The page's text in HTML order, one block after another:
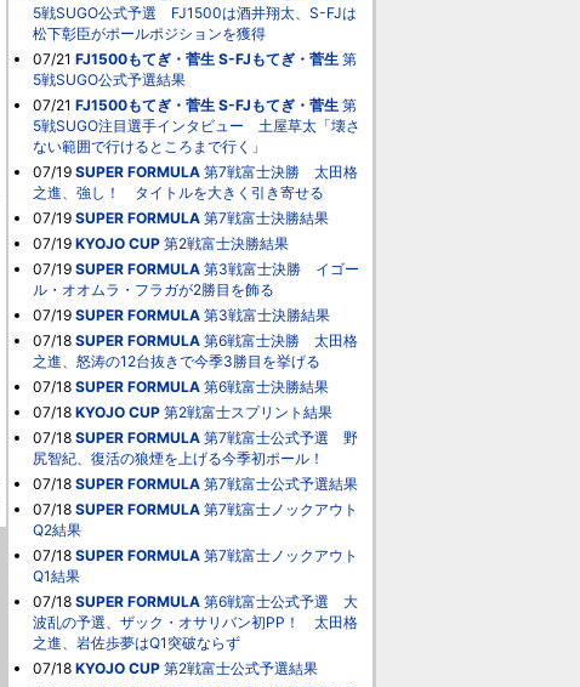
5戦SUGO公式予選 FJ1500は酒井翔太、S-FJは
松下彰臣がポールポジションを獲得
07/21 FJ1500もてぎ・菅生 S-FJもてぎ・菅生 第
5戦SUGO公式予選結果
07/21 FJ1500もてぎ・菅生 S-FJもてぎ・菅生 第
5戦SUGO注目選手インタビュー 土屋草太「壊さ
ない範囲で行けるところまで行く」
07/19 SUPER FORMULA 第7戦富士決勝 太田格
之進、強し！ タイトルを大きく引き寄せる
07/19 SUPER FORMULA 第7戦富士決勝結果
07/19 KYOJO CUP 第2戦富士決勝結果
07/19 SUPER FORMULA 第3戦富士決勝 イゴー
ル・オオムラ・フラガが2勝目を飾る
07/19 SUPER FORMULA 第3戦富士決勝結果
07/18 SUPER FORMULA 第6戦富士決勝 太田格
之進、怒涛の12台抜きで今季3勝目を挙げる
07/18 SUPER FORMULA 第6戦富士決勝結果
07/18 KYOJO CUP 第2戦富士スプリント結果
07/18 SUPER FORMULA 第7戦富士公式予選 野
尻智紀、復活の狼煙を上げる今季初ポール！
07/18 SUPER FORMULA 第7戦富士公式予選結果
07/18 SUPER FORMULA 第7戦富士ノックアウト
Q2結果
07/18 SUPER FORMULA 第7戦富士ノックアウト
Q1結果
07/18 SUPER FORMULA 第6戦富士公式予選 大
波乱の予選、ザック・オサリバン初PP！ 太田格
之進、岩佐歩夢はQ1突破ならず
07/18 KYOJO CUP 第2戦富士公式予選結果